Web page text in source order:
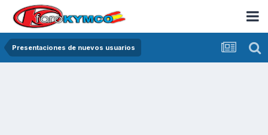
Presentaciones de nuevos usuarios